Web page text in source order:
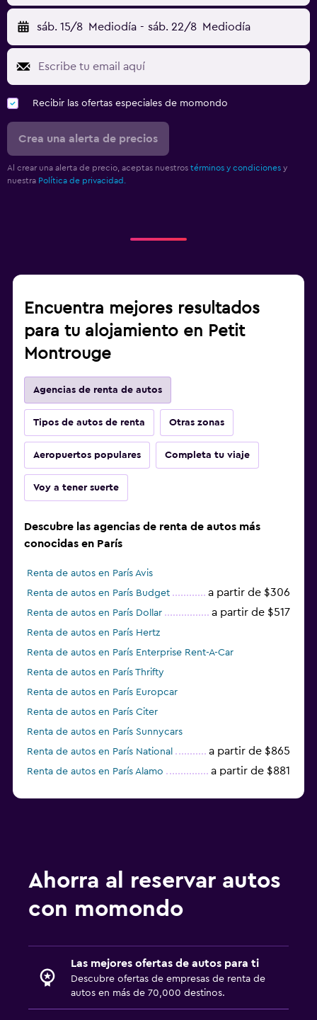
sáb. 15/8 Mediodía - sáb. 22/8 Mediodía
Recibir las ofertas especiales de momondo
Crea una alerta de precios
Al crear una alerta de precio, aceptas nuestros términos y condiciones y
nuestra Política de privacidad.
Encuentra mejores resultados
para tu alojamiento en Petit
Montrouge
Agencias de renta de autos
Tipos de autos de renta Otras zonas
Aeropuertos populares Completa tu viaje
Voy a tener suerte
Descubre las agencias de renta de autos más
conocidas en París
Renta de autos en París Avis
Renta de autos en París Budget
a partir de $306
Renta de autos en París Dollar a partir de $517
Renta de autos en París Hertz
Renta de autos en París Enterprise Rent-A-Car
Renta de autos en París Thrifty
Renta de autos en París Europcar
Renta de autos en París Citer
Renta de autos en París Sunnycars
Renta de autos en París National
a partir de $865
Renta de autos en París Alamo a partir de $881
Ahorra al reservar autos
con momondo
Las mejores ofertas de autos para ti
Descubre ofertas de empresas de renta de
autos en más de 70,000 destinos.